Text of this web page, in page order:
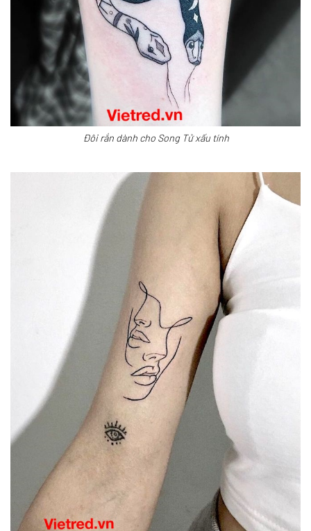
Đôi rắn dành cho Song Tử xấu tính